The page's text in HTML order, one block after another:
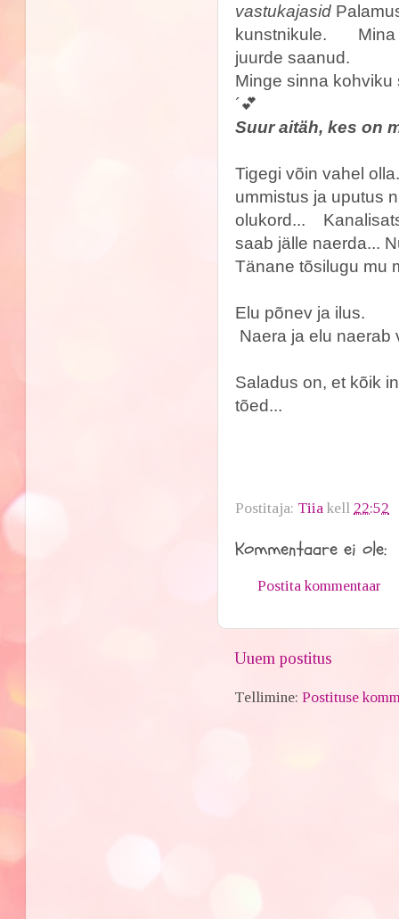
vastukajasid
kunstnikule. Mina
juurde saanud.
Minge sinna
´💕
Suur aitäh, kes on
Tigegi võin vahel
ummistus ja uputus
olukord...
saab jälle naerda...
Tänane tõsilugu mu
Elu põnev ja ilus.
Naera ja elu
Saladus on, et kõik
tõed...
Postitaja: Tiia kell 22:52
Kommentaare ei ole:
Postita kommentaar
Uuem postitus
Tellimine:Postituse